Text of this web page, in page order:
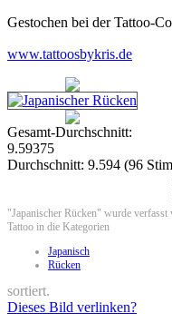
Gestochen bei der Tattoo-
www.tattoosbykris.de
Gesamt-Durchschnitt:
9.59375
Durchschnitt: 9.594 (96
"Japanischer Rücken" wurde verfasst
Tattoo in die Kategorien
Japanisch
Rücken
sortiert.
Dieses Bild verlinken?